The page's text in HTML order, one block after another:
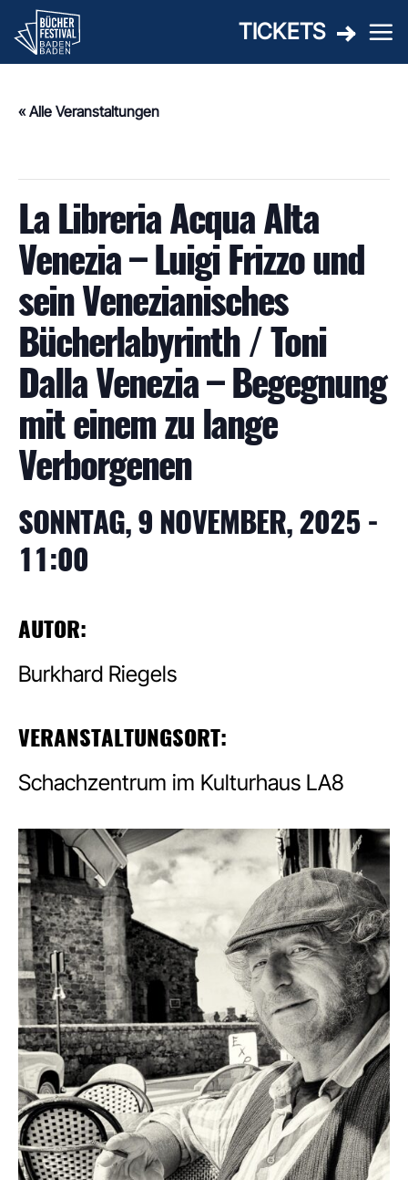
Inhalt
springen
TICKETS
« Alle Veranstaltungen
La Libreria Acqua Alta
Venezia – Luigi Frizzo und
sein Venezianisches
Bücherlabyrinth / Toni
Dalla Venezia – Begegnung
mit einem zu lange
Verborgenen
SONNTAG, 9 NOVEMBER, 2025 -
11:00
AUTOR:
Burkhard Riegels
VERANSTALTUNGSORT:
Schachzentrum im Kulturhaus LA8